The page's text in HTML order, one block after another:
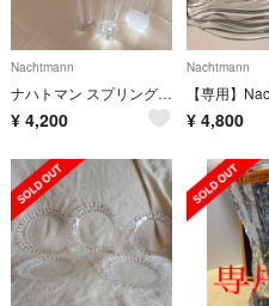
Nachtmann
ナハトマン スプリング 花瓶 3個セット 一輪挿し 新品 クリスタル ガラス
¥ 4,200
Nachtmann
¥ 4,800